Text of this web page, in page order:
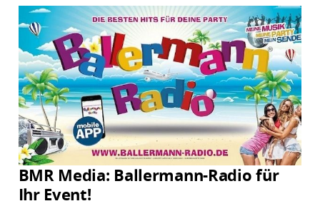
BMR Media: Ballermann-Radio für
Ihr Event!